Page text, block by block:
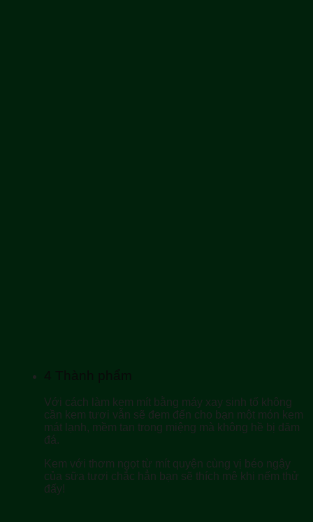
4 Thành phẩm
Với cách làm kem mít bằng máy xay sinh tố không
cần kem tươi vẫn sẽ đem đến cho bạn một món kem
mát lạnh, mềm tan trong miệng mà không hề bị dăm
đá.
Kem với thơm ngọt từ mít quyện cùng vị béo ngậy
của sữa tươi chắc hẳn bạn sẽ thích mê khi nếm thử
đấy!